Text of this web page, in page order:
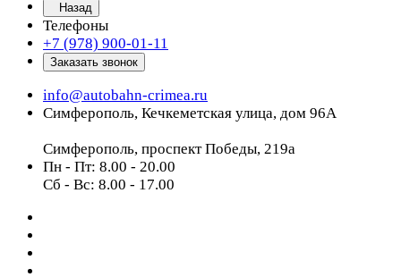
Назад
Телефоны
+7 (978) 900-01-11
Заказать звонок
info@autobahn-crimea.ru
Симферополь, Кечкеметская улица, дом 96А
Симферополь, проспект Победы, 219а
Пн - Пт: 8.00 - 20.00
Сб - Вс: 8.00 - 17.00